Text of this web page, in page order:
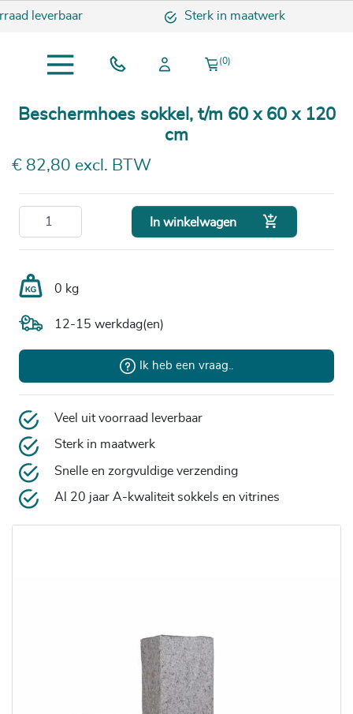
leverbaar Sterk in maatwerk
(0)
Beschermhoes sokkel, t/m 60 x 60 x 120
cm
€ 82,80 excl. BTW
In winkelwagen 
0 kg
12-15 werkdag(en)
Ik heb een vraag..
Veel uit voorraad leverbaar
Sterk in maatwerk
Snelle en zorgvuldige verzending
Al 20 jaar A-kwaliteit sokkels en vitrines